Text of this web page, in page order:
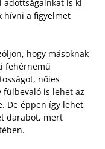
adottságainkat is ki
hívni a figyelmet
hogy másoknak
fehérnemű
nőies
fülbevaló is lehet az
De éppen így lehet,
darabot, mert